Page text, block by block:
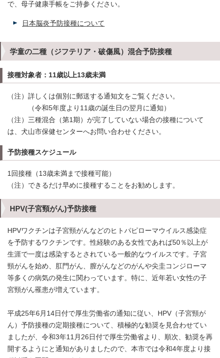
で、母子健康手帳をご持参ください。
日本脳炎予防接種について
学童の二種（ジフテリア・破傷風）混合予防接種
接種対象者：11歳以上13歳未満
（注）詳しくは個別に郵送する通知文をご覧ください。
（令和5年度より11歳の誕生日の翌月に通知）
（注）三種混合（第1期）が完了していない場合の接種について
は、犬山市保健センターへお問い合わせください。
予防接種スケジュール
1回接種（13歳未満まで接種可能）
（注）できるだけ早めに接種することをお勧めします。
HPV(子宮頸がん)予防接種
HPVワクチンは子宮頸がんなどのヒトパピローマウイルス感染症
を予防するワクチンです。性経験のある女性であれば50％以上が
生涯で一度は感染するとされている一般的なウイルスです。子宮
頸がんを始め、肛門がん、膣がんなどのがんや尖圭コンジローマ
等多くの病気の発生に関わっています。特に、近年若い女性の子
宮頸がん罹患が増えています。
平成25年6月14日付で厚生労働省の通知に従い、HPV（子宮頸が
ん）予防接種の定期接種について、積極的な勧奨を見合わせてい
ましたが、令和3年11月26日付で厚生労働省より、順次、勧奨を再
開するようにと通知がありましたので、本市では令和4年度より接